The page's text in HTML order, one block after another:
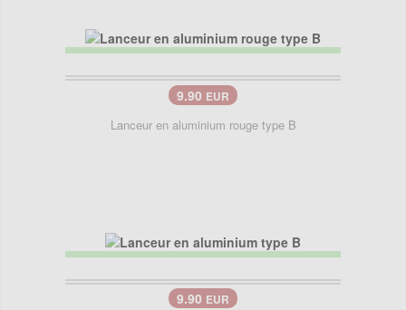
9.90 EUR
Lanceur en aluminium rouge type B
9.90 EUR